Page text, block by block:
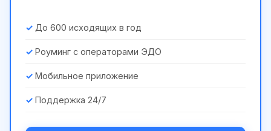
До 600 исходящих в год
Роуминг с операторами ЭДО
Мобильное приложение
Поддержка 24/7